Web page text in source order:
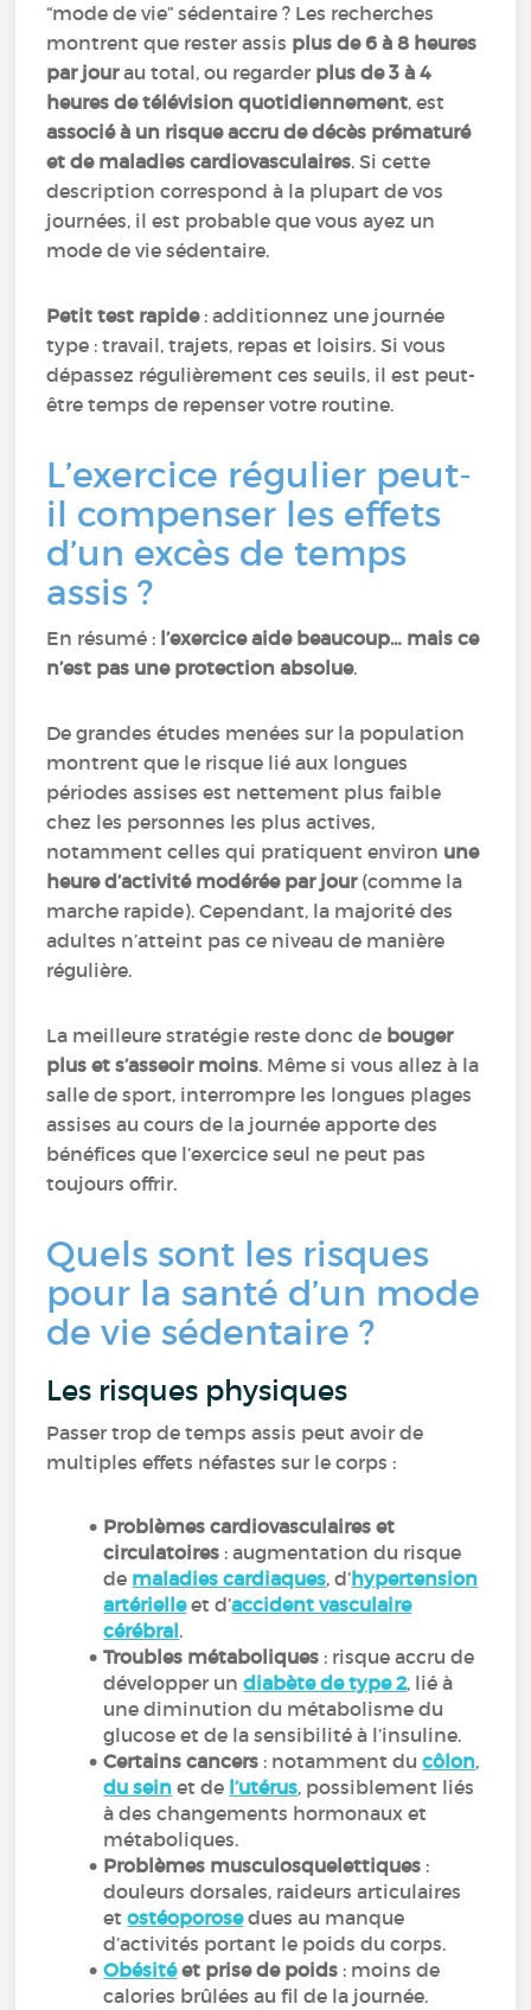
“mode de vie” sédentaire ? Les recherches
montrent que rester assis plus de 6 à 8 heures
par jourau total, ou regarder plus de 3 à 4
heures de télévision quotidiennement, est
associé à un risque accru de décès prématuré
et de maladies cardiovasculaires. Si cette
description correspond à la plupart de vos
journées, il est probable que vous ayez un
mode de vie sédentaire.
Petit test rapide: additionnez une journée
type : travail, trajets, repas et loisirs. Si vous
dépassez régulièrement ces seuils, il est peut-
être temps de repenser votre routine.
L’exercice régulier peut-
il compenser les effets
d’un excès de temps
assis ?
En résumé : l’exercice aide beaucoup… mais ce
n’est pas une protection absolue.
De grandes études menées sur la population
montrent que le risque lié aux longues
périodes assises est nettement plus faible
chez les personnes les plus actives,
notamment celles qui pratiquent environ une
heure d’activité modérée par jour(comme la
marche rapide). Cependant, la majorité des
adultes n’atteint pas ce niveau de manière
régulière.
La meilleure stratégie reste donc de bouger
plus et s’asseoir moins. Même si vous allez à la
salle de sport, interrompre les longues plages
assises au cours de la journée apporte des
bénéfices que l’exercice seul ne peut pas
toujours offrir.
Quels sont les risques
pour la santé d’un mode
de vie sédentaire ?
Les risques physiques
Passer trop de temps assis peut avoir de
multiples effets néfastes sur le corps :
Problèmes cardiovasculaires et
circulatoires : augmentation du risque
de maladies cardiaques, d’hypertension
artérielleet d’accident vasculaire
cérébral.
Troubles métaboliques : risque accru de
développer undiabète de type 2, lié à
une diminution du métabolisme du
glucose et de la sensibilité à l’insuline.
Certains cancers : notamment ducôlon,
du sein et de l’utérus, possiblement liés
à des changements hormonaux et
métaboliques.
Problèmes musculosquelettiques :
douleurs dorsales, raideurs articulaires
etostéoporosedues au manque
d’activités portant le poids du corps.
Obésitéet prise de poids : moins de
calories brûlées au fil de la journée.